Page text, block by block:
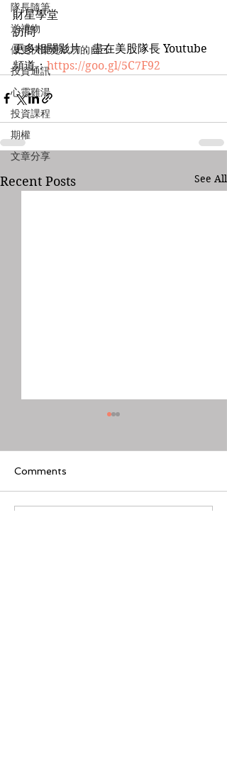
隊長隨筆
送禮物
做更快樂更成功的自己
投資通訊
心靈雞湯
投資課程
期權
文章分享
財星學堂
訪問
更多相關影片，盡在美股隊長 Youtube
頻道：https://goo.gl/5C7F92
Recent Posts See All
Comments